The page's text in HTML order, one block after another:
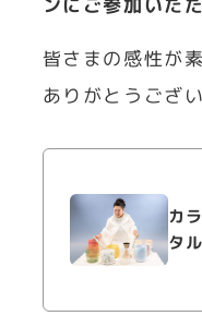
ンにご参加いた
皆さまの感性が
ありがとうござい
カ
タ